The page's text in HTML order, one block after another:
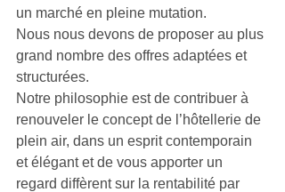
un marché en pleine mutation.
Nous nous devons de proposer au plus
grand nombre des offres adaptées et
structurées.
Notre philosophie est de contribuer à
renouveler le concept de l’hôtellerie de
plein air, dans un esprit contemporain
et élégant et de vous apporter un
regard diffèrent sur la rentabilité par